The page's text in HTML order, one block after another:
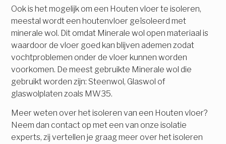
Ook is het mogelijk om een Houten vloer te isoleren,
meestal wordt een houtenvloer geïsoleerd met
minerale wol. Dit omdat Minerale wol open materiaal is
waardoor de vloer goed kan blijven ademen zodat
vochtproblemen onder de vloer kunnen worden
voorkomen. De meest gebruikte Minerale wol die
gebruikt worden zijn: Steenwol, Glaswol of
glaswolplaten zoals MW35.
Meer weten over het isoleren van een Houten vloer?
Neem dan contact op met een van onze isolatie
experts, zij vertellen je graag meer over het isoleren